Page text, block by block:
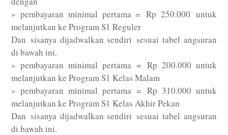
» pembayaran minimal pertama = Rp 250.000 untuk
melanjutkan ke Program S1 Reguler
Dan sisanya dijadwalkan sendiri sesuai tabel angsuran
di bawah ini.
» pembayaran minimal pertama = Rp 200.000 untuk
melanjutkan ke Program S1 Kelas Malam
» pembayaran minimal pertama = Rp 310.000 untuk
melanjutkan ke Program S1 Kelas Akhir Pekan
Dan sisanya dijadwalkan sendiri sesuai tabel angsuran
di bawah ini.